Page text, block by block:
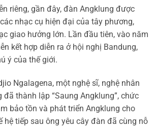
riêng, gần đây, đàn Angklung được
nhạc cụ hiện đại của tây phương,
giao hưởng lớn. Lần đầu tiên, vào năm
kết hợp diễn ra ở hội nghị Bandung,
ý của thế giới.
Ngalagena, một nghệ sĩ, nghệ nhân
thành lập “Saung Angklung”, chức
bảo tồn và phát triển Angklung cho
hệ tiếp sau ông yêu cây đàn đã cùng nỗ